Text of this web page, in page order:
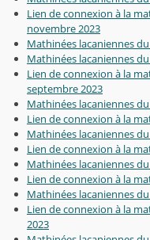
Lien de connexion à la
novembre 2023
Mathinées lacaniennes
Mathinées lacaniennes
Lien de connexion à la
septembre 2023
Mathinées lacaniennes
Lien de connexion à la
Mathinées lacaniennes
Lien de connexion à la
Mathinées lacaniennes
Lien de connexion à la
Mathinées lacaniennes
Lien de connexion à la
2023